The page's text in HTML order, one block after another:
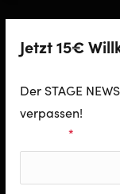
Jetzt 15€
Der STAGE
verpassen!
*